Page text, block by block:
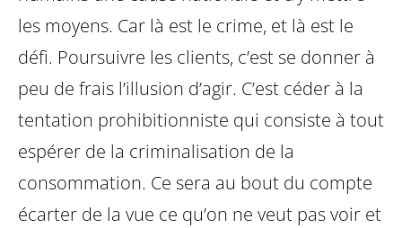
les moyens. Car là est le crime, et là est le
défi. Poursuivre les clients, c’est se donner à
peu de frais l’illusion d’agir. C’est céder à la
tentation prohibitionniste qui consiste à tout
espérer de la criminalisation de la
consommation. Ce sera au bout du compte
écarter de la vue ce qu’on ne veut pas voir et